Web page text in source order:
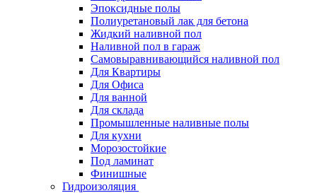
Эпоксидные полы
Полиуретановый лак для бетона
Жидкий наливной пол
Наливной пол в гараж
Самовыравнивающийся наливной пол
Для Квартиры
Для Офиса
Для ванной
Для склада
Промышленные наливные полы
Для кухни
Морозостойкие
Под ламинат
Финишные
Гидроизоляция